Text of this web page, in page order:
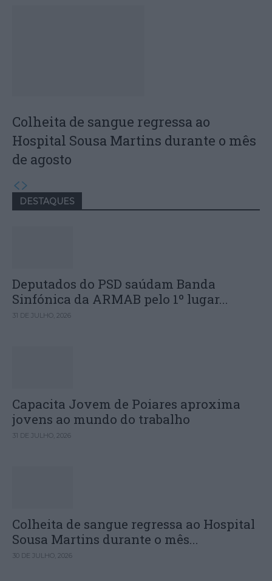
Colheita de sangue regressa ao
Hospital Sousa Martins durante o mês
de agosto
DESTAQUES
Deputados do PSD saúdam Banda
Sinfónica da ARMAB pelo 1º lugar...
31 DE JULHO, 2026
Capacita Jovem de Poiares aproxima
jovens ao mundo do trabalho
31 DE JULHO, 2026
Colheita de sangue regressa ao Hospital
Sousa Martins durante o mês...
30 DE JULHO, 2026